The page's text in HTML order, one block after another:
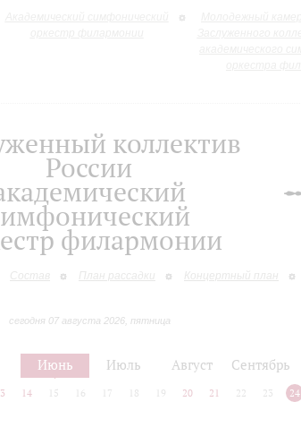
коллектив
России
филармонии
Состав План рассадки Концертный план
сегодня 07 августа 2026, пятница
Июнь Июль Август Сентябрь
14 15 16 17 18 19 20 21 22 23 24